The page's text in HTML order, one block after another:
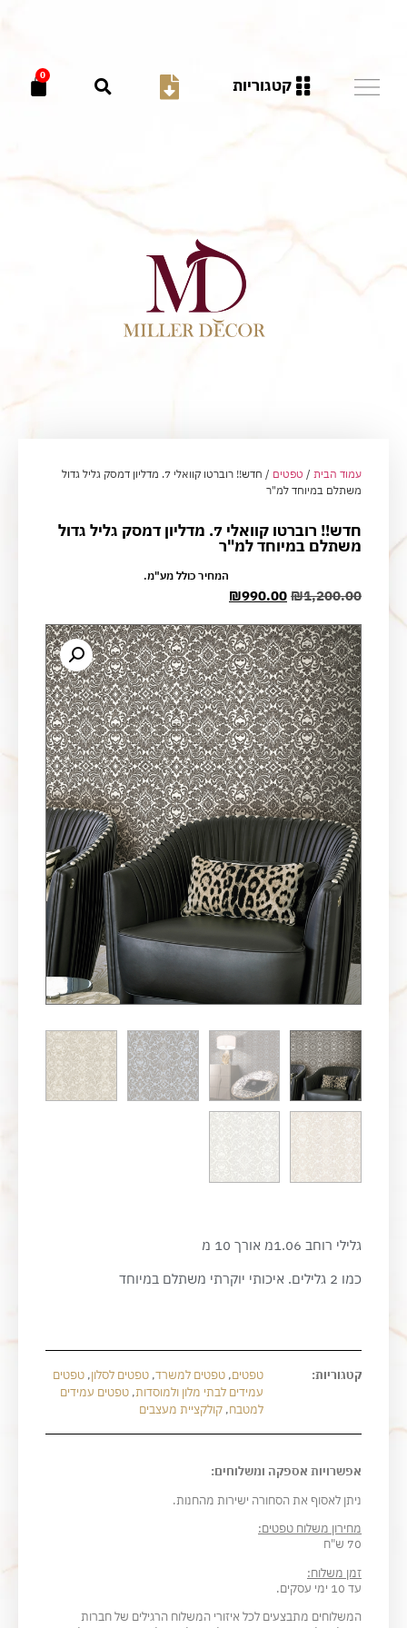
קטגוריות
0
עמוד הבית / טפטים
/ חדש!! רוברטו קוואלי 7. מדליון דמסק גליל גדול
משתלם במיוחד למ"ר
חדש!! רוברטו קוואלי 7. מדליון דמסק גליל גדול
משתלם במיוחד למ"ר
₪1,200.00
₪990.00
המחיר כולל מע"מ.
גלילי רוחב 1.06מ אורך 10 מ
כמו 2 גלילים. איכותי יוקרתי משתלם במיוחד
קטגוריות: טפטים, טפטים למשרד, טפטים לסלון, טפטים
עמידים לבתי מלון ולמוסדות, טפטים עמידים
למטבח, קולקציית מעצבים
אפשרויות אספקה ומשלוחים:
ניתן לאסוף את הסחורה ישירות מהחנות.
מחירון משלוח טפטים:
70 ש"ח
זמן משלוח:
עד 10 ימי עסקים.
המשלוחים מתבצעים לכל איזורי המשלוח הרגילים של חברות